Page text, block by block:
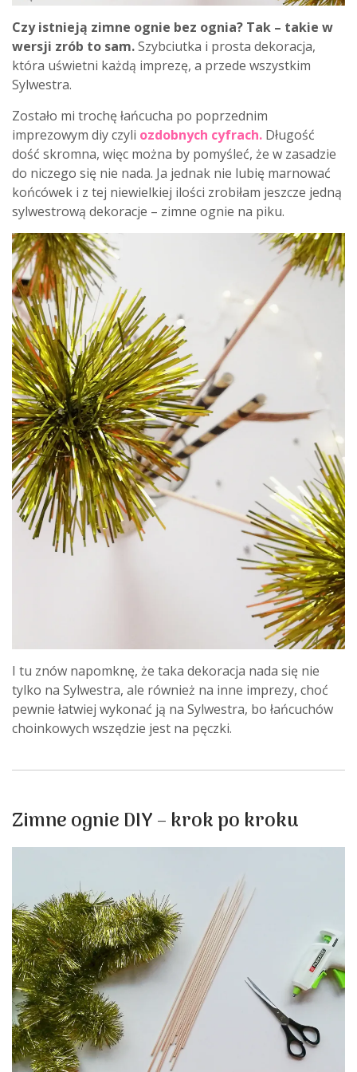
Czy istnieją zimne ognie bez ognia? Tak – takie w
wersji zrób to sam.Szybciutka i prosta dekoracja,
która uświetni każdą imprezę, a przede wszystkim
Sylwestra.
Zostało mi trochę łańcucha po poprzednim
imprezowym diy czyli ozdobnych cyfrach. Długość
dość skromna, więc można by pomyśleć, że w zasadzie
do niczego się nie nada. Ja jednak nie lubię marnować
końcówek i z tej niewielkiej ilości zrobiłam jeszcze jedną
sylwestrową dekoracje – zimne ognie na piku.
I tu znów napomknę, że taka dekoracja nada się nie
tylko na Sylwestra, ale również na inne imprezy, choć
pewnie łatwiej wykonać ją na Sylwestra, bo łańcuchów
choinkowych wszędzie jest na pęczki.
Zimne ognie DIY – krok po kroku